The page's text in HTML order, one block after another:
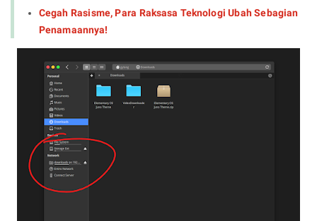
Cegah Rasisme, Para Raksasa Teknologi Ubah Sebagian
Penamaannya!